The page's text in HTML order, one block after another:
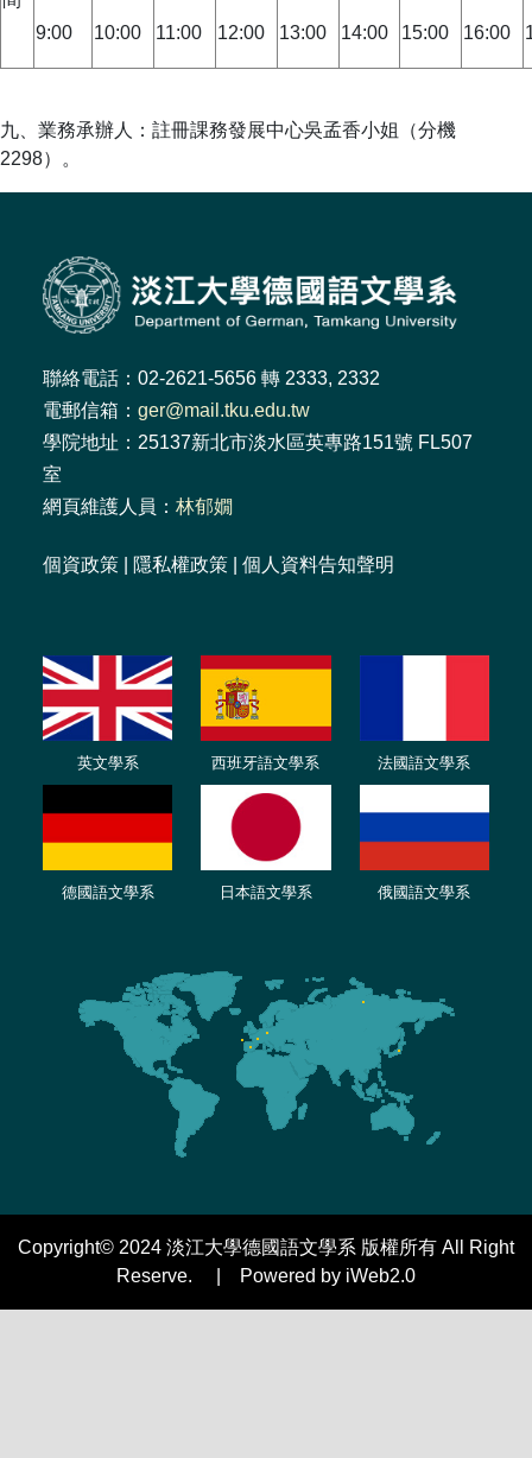
9:00
10:00 11:00 12:00 13:00 14:00 15:00 16:00
九、業務承辦人：註冊課務發展中心吳孟香小姐（分機
2298）。
聯絡電話：02-2621-5656 轉 2333, 2332
電郵信箱： ger@mail.tku.edu.tw
學院地址：25137新北市淡水區英專路151號 FL507
室
網頁維護人員： 林郁嫺
個資政策 隱私權政策 個人資料告知聲明
英文學系 西班牙語文學系 法國語文學系
德國語文學系 日本語文學系 俄國語文學系
Copyright© 2024 淡江大學德國語文學系 版權所有 All Right
Reserve. | Powered by iWeb2.0